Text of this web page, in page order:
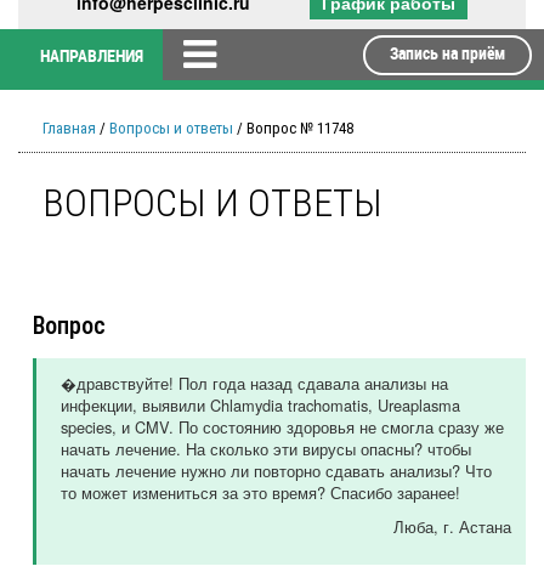
НАПРАВЛЕНИЯ Запись на приём
Главная / Вопросы и ответы / Вопрос № 11748
ВОПРОСЫ И ОТВЕТЫ
Вопрос
�дравствуйте! Пол года назад сдавала анализы на
инфекции, выявили Chlamydia trachomatis, Ureaplasma
species, и CMV. По состоянию здоровья не смогла сразу же
начать лечение. На сколько эти вирусы опасны? чтобы
начать лечение нужно ли повторно сдавать анализы? Что
то может измениться за это время? Спасибо заранее!
Люба, г. Астана